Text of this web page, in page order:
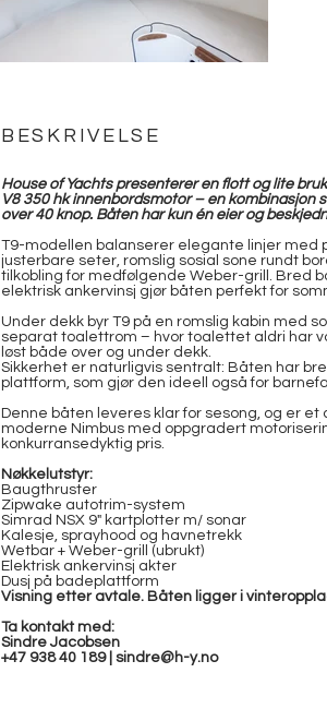
BESKRIVELSE
House of Yachts presenterer en flott og lite
V8 350 hk innenbordsmotor – en kombinasjon
over 40 knop. Båten har kun én eier og
T9-modellen balanserer elegante linjer med
justerbare seter, romslig sosial sone rundt
tilkobling for medfølgende Weber-grill. Bred
elektrisk ankervinsj gjør båten perfekt for
Under dekk byr T9 på en romslig kabin med
separat toalettrom – hvor toalettet aldri har
løst både over og under dekk.
Sikkerhet er naturligvis sentralt: Båten har
plattform, som gjør den ideell også for
Denne båten leveres klar for sesong, og er
moderne Nimbus med oppgradert
konkurransedyktig pris.
Nøkkelutstyr:
Baugthruster
Zipwake autotrim-system
Simrad NSX 9" kartplotter m/ sonar
Kalesje, sprayhood og havnetrekk
Wetbar + Weber-grill (ubrukt)
Elektrisk ankervinsj akter
Dusj på badeplattform
Visning etter avtale. Båten ligger i
Ta kontakt med:
Sindre Jacobsen
+47 938 40 189 | sindre@h-y.no